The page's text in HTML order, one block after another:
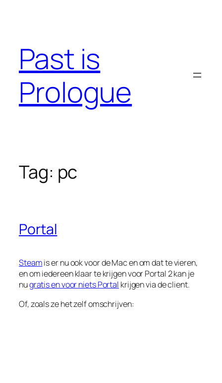
Past is
Prologue
Tag: pc
Portal
Steamis er nu ook voor de Mac en om dat te vieren,
en om iedereen klaar te krijgen voor Portal 2 kan je
nugratis en voor niets Portal krijgen via de client.
Of, zoals ze het zelf omschrijven: